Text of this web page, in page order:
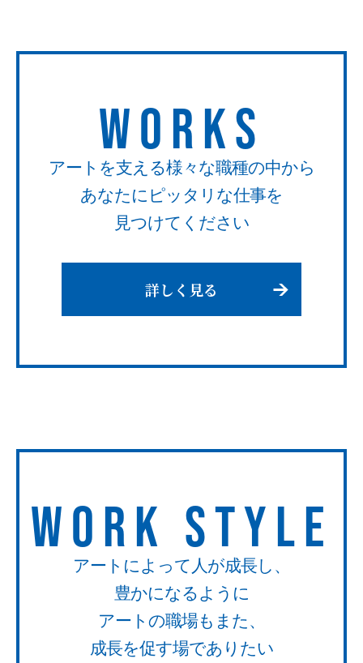
WORKS
アートを支える様々な職種の中から
あなたにピッタリな仕事を
見つけてください
詳しく見る
WORK STYLE
アートによって人が成長し、
豊かになるように
アートの職場もまた、
成長を促す場でありたい